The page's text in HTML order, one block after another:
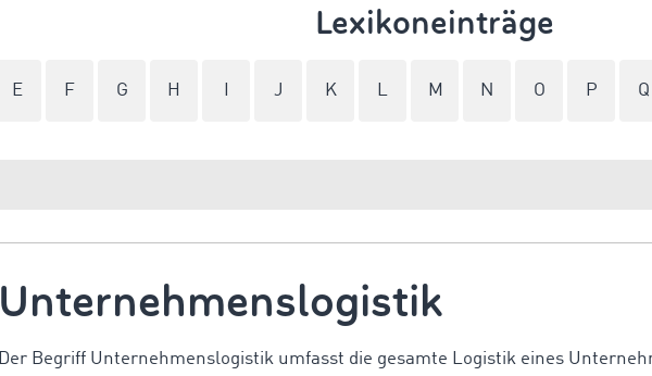
Lexikoneinträge
E F G H J K L M N O P Q
Unternehmenslogistik
Der Begriff Unternehmenslogistik umfasst die gesamte Logistik eines